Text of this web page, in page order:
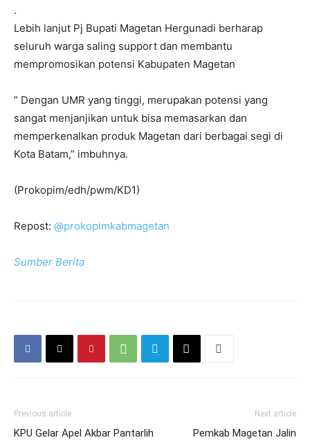
.
Lebih lanjut Pj Bupati Magetan Hergunadi berharap
seluruh warga saling support dan membantu
mempromosikan potensi Kabupaten Magetan
” Dengan UMR yang tinggi, merupakan potensi yang
sangat menjanjikan untuk bisa memasarkan dan
memperkenalkan produk Magetan dari berbagai segi di
Kota Batam,” imbuhnya.
(Prokopim/edh/pwm/KD1)
Repost: @prokopimkabmagetan
Sumber Berita
Previous article
KPU Gelar Apel Akbar Pantarlih
Next article
Pemkab Magetan Jalin